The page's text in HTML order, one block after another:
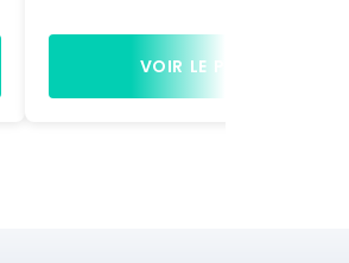
blocage. Structure Aluminium .
Montage sur pieds réglables
Référence : 15-2 Marque : Trilogiq
VOIR LE PRODUIT